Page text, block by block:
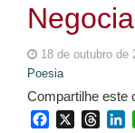
18 de outubro de
Poesia
Compartilhe este
Facebook